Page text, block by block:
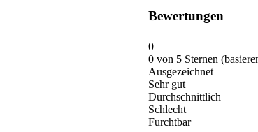
Bewertungen
0
0 von 5 Sternen
Ausgezeichnet
Sehr gut
Durchschnittlich
Schlecht
Furchtbar